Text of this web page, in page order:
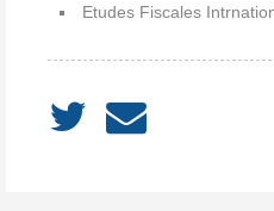
Etudes Fiscales